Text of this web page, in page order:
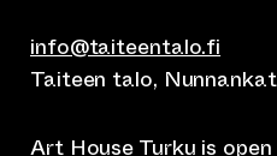
info@taiteentalo.fi
Taiteen talo,
Art House Turku is